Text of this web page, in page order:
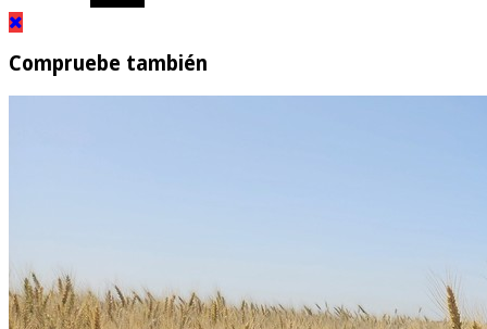
Compruebe también